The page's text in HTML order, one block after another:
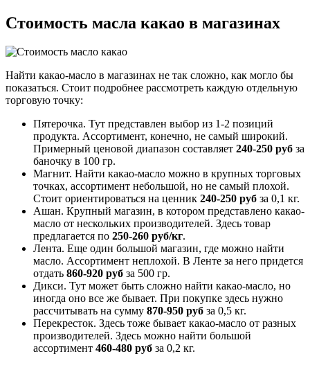
Стоимость масла какао в магазинах
Найти какао-масло в магазинах не так сложно, как могло бы
показаться. Стоит подробнее рассмотреть каждую отдельную
торговую точку:
Пятерочка. Тут представлен выбор из 1-2 позиций
продукта. Ассортимент, конечно, не самый широкий.
Примерный ценовой диапазон составляет 240-250 руб за
баночку в 100 гр.
Магнит. Найти какао-масло можно в крупных торговых
точках, ассортимент небольшой, но не самый плохой.
Стоит ориентироваться на ценник 240-250 руб за 0,1 кг.
Ашан. Крупный магазин, в котором представлено какао-
масло от нескольких производителей. Здесь товар
предлагается по 250-260 руб/кг.
Лента. Еще один большой магазин, где можно найти
масло. Ассортимент неплохой. В Ленте за него придется
отдать 860-920 руб за 500 гр.
Дикси. Тут может быть сложно найти какао-масло, но
иногда оно все же бывает. При покупке здесь нужно
рассчитывать на сумму 870-950 руб за 0,5 кг.
Перекресток. Здесь тоже бывает какао-масло от разных
производителей. Здесь можно найти большой
ассортимент 460-480 руб за 0,2 кг.